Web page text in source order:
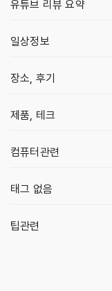
유튜브 리뷰 요약
일상정보
장소, 후기
제품, 테크
컴퓨터관련
태그 없음
팁관련